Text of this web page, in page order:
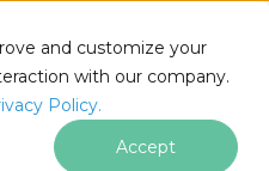
and customize your
with our company.
Policy.
Accept